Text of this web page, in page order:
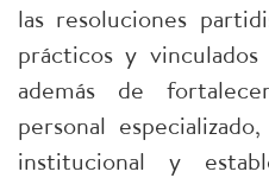
las resoluciones
prácticos y
además de
personal
institucional y